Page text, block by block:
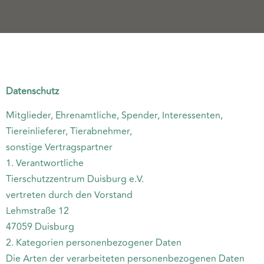
Datenschutz
Mitglieder, Ehrenamtliche, Spender, Interessenten,
Tiereinlieferer, Tierabnehmer,
sonstige Vertragspartner
1. Verantwortliche
Tierschutzzentrum Duisburg e.V.
vertreten durch den Vorstand
Lehmstraße 12
47059 Duisburg
2. Kategorien personenbezogener Daten
Die Arten der verarbeiteten personenbezogenen Daten